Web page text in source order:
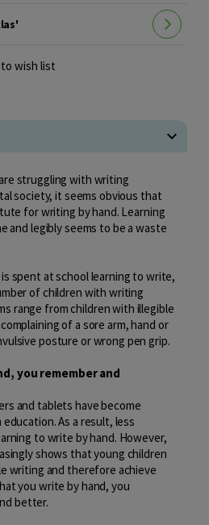
wish list
struggling with writing
society, it seems obvious that
for writing by hand. Learning
and legibly seems to be a waste
spent at school learning to write,
of children with writing
range from children with illegible
of a sore arm, hand or
posture or wrong pen grip.
you remember and
and tablets have become
As a result, less
to write by hand. However,
shows that young children
writing and therefore achieve
you write by hand, you
better.